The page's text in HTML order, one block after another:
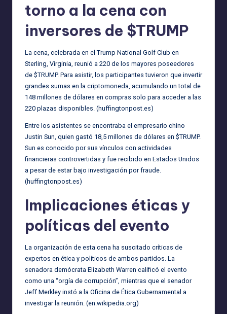
torno a la cena con
inversores de $TRUMP
La cena, celebrada en el Trump National Golf Club en
Sterling, Virginia, reunió a 220 de los mayores poseedores
de $TRUMP. Para asistir, los participantes tuvieron que invertir
grandes sumas en la criptomoneda, acumulando un total de
148 millones de dólares en compras solo para acceder a las
220 plazas disponibles. (huffingtonpost.es)
Entre los asistentes se encontraba el empresario chino
Justin Sun, quien gastó 18,5 millones de dólares en $TRUMP.
Sun es conocido por sus vínculos con actividades
financieras controvertidas y fue recibido en Estados Unidos
a pesar de estar bajo investigación por fraude.
(huffingtonpost.es)
Implicaciones éticas y
políticas del evento
La organización de esta cena ha suscitado críticas de
expertos en ética y políticos de ambos partidos. La
senadora demócrata Elizabeth Warren calificó el evento
como una “orgía de corrupción”, mientras que el senador
Jeff Merkley instó a la Oficina de Ética Gubernamental a
investigar la reunión. (en.wikipedia.org)